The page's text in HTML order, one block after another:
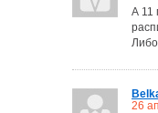
А 11
Либо
26